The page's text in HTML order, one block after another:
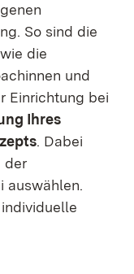
So sind die
die
und
Einrichtung bei
Ihres
. Dabei
der
auswählen.